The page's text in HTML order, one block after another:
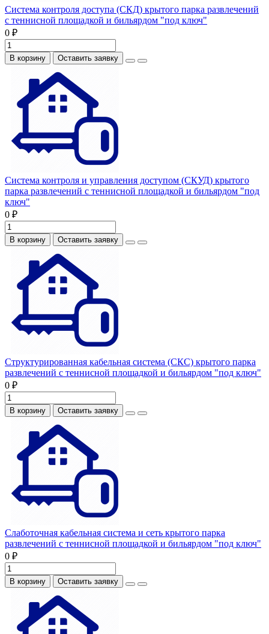
Система контроля доступа (СКД) крытого парка развлечений
с теннисной площадкой и бильярдом "под ключ"
0 ₽
В корзину Оставить заявку
Система контроля и управления доступом (СКУД) крытого
парка развлечений с теннисной площадкой и бильярдом "под
ключ"
0 ₽
В корзину Оставить заявку
Структурированная кабельная система (СКС) крытого парка
развлечений с теннисной площадкой и бильярдом "под ключ"
0 ₽
В корзину Оставить заявку
Слаботочная кабельная система и сеть крытого парка
развлечений с теннисной площадкой и бильярдом "под ключ"
0 ₽
В корзину Оставить заявку